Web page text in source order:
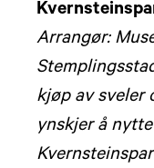
Arrangør:
kjøp av sveler
ynskjer å